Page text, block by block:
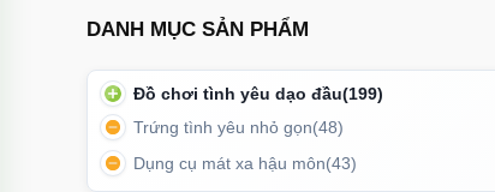
DANH MỤC SẢN PHẨM
Đồ chơi tình yêu dạo đầu(199)
Trứng tình yêu nhỏ gọn(48)
Dụng cụ mát xa hậu môn(43)